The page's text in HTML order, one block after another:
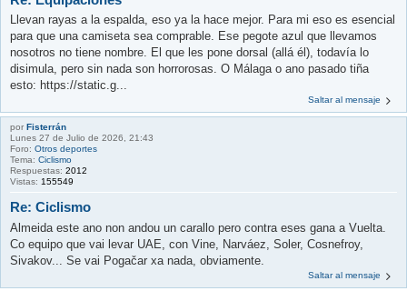
Llevan rayas a la espalda, eso ya la hace mejor. Para mi eso es esencial
para que una camiseta sea comprable. Ese pegote azul que llevamos
nosotros no tiene nombre. El que les pone dorsal (allá él), todavía lo
disimula, pero sin nada son horrorosas. O Málaga o ano pasado tiña
esto: https://static.g...
Saltar al mensaje
por Fisterrán
Lunes 27 de Julio de 2026, 21:43
Foro: Otros deportes
Tema: Ciclismo
Respuestas: 2012
Vistas: 155549
Re: Ciclismo
Almeida este ano non andou un carallo pero contra eses gana a Vuelta.
Co equipo que vai levar UAE, con Vine, Narváez, Soler, Cosnefroy,
Sivakov... Se vai Pogačar xa nada, obviamente.
Saltar al mensaje